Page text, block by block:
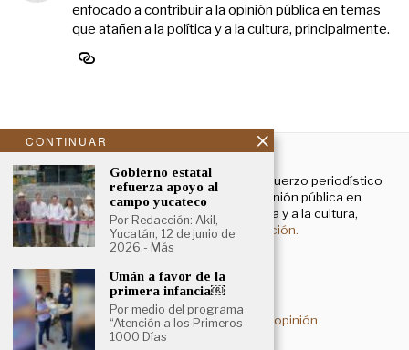
enfocado a contribuir a la opinión pública en temas
que atañen a la política y a la cultura, principalmente.
NOSOTROS
El Cronista Yucatán es un esfuerzo periodístico
enfocado a contribuir a la opinión pública en
temas que atañen a la política y a la cultura,
principalmente. Más información.
Aviso de privacidad
Deslinde sobre contenidos de opinión
CONTINUAR
Gobierno estatal
refuerza apoyo al
campo yucateco
Por Redacción: Akil,
Yucatán, 12 de junio de
2026.- Más
Umán a favor de la
primera infancia￼
Por medio del programa
“Atención a los Primeros
1000 Días